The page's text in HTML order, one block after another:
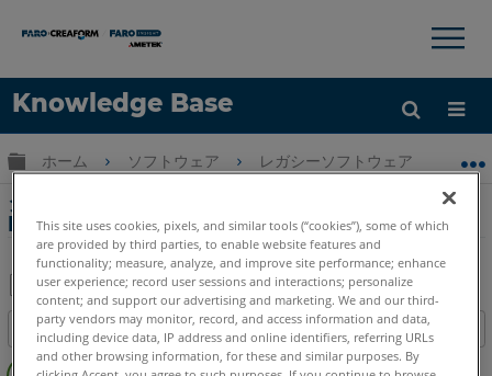
Knowledge Base
言語
ヘルプ サインイン
×
グローバル階層を展開/折りたたむ
ホーム ソフトウェア レガシーソフトウェア レ
クイックツール プログラムへの画像の追加
Measure 10
PDF
と
し
目次
ヘ
This site uses cookies, pixels, and similar tools (“cookies”), some of which
are provided by third parties, to enable website features and
functionality; measure, analyze, and improve site performance; enhance
user experience; record user sessions and interactions; personalize
content; and support our advertising and marketing. We and our third-
party vendors may monitor, record, and access information and data,
including device data, IP address and online identifiers, referring URLs
and other browsing information, for these and similar purposes. By